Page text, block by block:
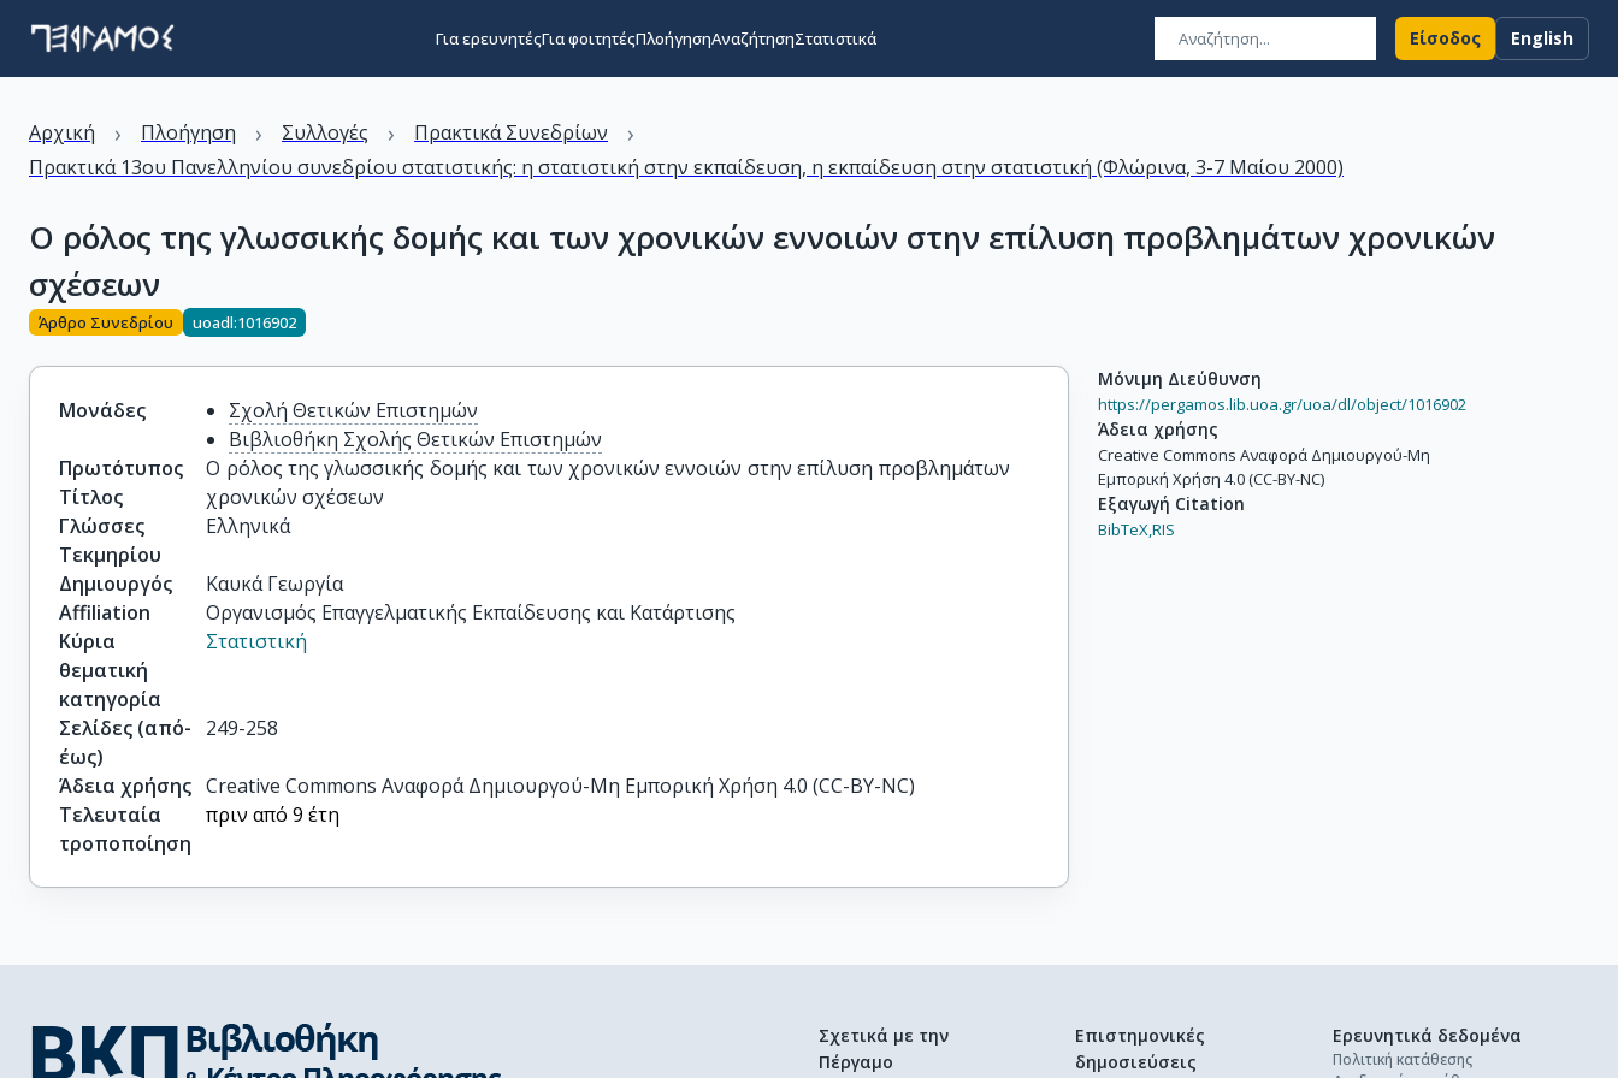
Για ερευνητέςΓια φοιτητέςΠλοήγησηΑναζήτησηΣτατιστικά Είσοδος English
Αρχική › Πλοήγηση › Συλλογές › Πρακτικά Συνεδρίων ›
Πρακτικά 13ου Πανελληνίου συνεδρίου στατιστικής: η στατιστική στην εκπαίδευση, η εκπαίδευση στην στατιστική (Φλώρινα, 3-7 Μαίου 2000)
Ο ρόλος της γλωσσικής δομής και των χρονικών εννοιών στην επίλυση προβλημάτων χρονικών
σχέσεων
Άρθρο Συνεδρίου uoadl:1016902
Μονάδες
Σχολή Θετικών Επιστημών
Βιβλιοθήκη Σχολής Θετικών Επιστημών
Πρωτότυπος
Τίτλος
Ο ρόλος της γλωσσικής δομής και των χρονικών εννοιών στην επίλυση προβλημάτων
χρονικών σχέσεων
Γλώσσες
Τεκμηρίου
Ελληνικά
Δημιουργός
Καυκά Γεωργία
Affiliation
Οργανισμός Επαγγελματικής Εκπαίδευσης και Κατάρτισης
Κύρια
θεματική
κατηγορία
Στατιστική
Σελίδες (από-
έως)
249-258
Άδεια χρήσης Creative Commons Αναφορά Δημιουργού-Μη Εμπορική Χρήση 4.0 (CC-BY-NC)
Τελευταία
τροποποίηση
πριν από 9 έτη
Μόνιμη Διεύθυνση
https://pergamos.lib.uoa.gr/uoa/dl/object/1016902
Άδεια χρήσης
Creative Commons Αναφορά Δημιουργού-Μη
Εμπορική Χρήση 4.0 (CC-BY-NC)
Εξαγωγή Citation
BibTeX,RIS
Σχετικά με την
Πέργαμο
Επιστημονικές
δημοσιεύσεις
Ερευνητικά δεδομένα
Πολιτική κατάθεσης